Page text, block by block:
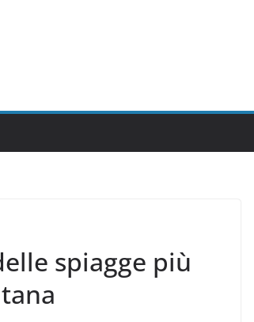
spiagge più